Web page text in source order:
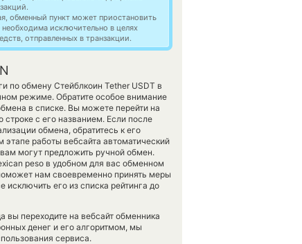
обменный пункт может приостановить
исключительно в целях
отправленных в транзакции.
по обмену Стейблкоин Tether USDT в
режиме. Обратите особое внимание
в списке. Вы можете перейти на
с его названием. Если после
обмена, обратитесь к его
работы вебсайта автоматический
могут предложить ручной обмен.
peso в удобном для вас обменном
нам своевременно принять меры
его из списка рейтинга до
вы переходите на вебсайт обменника
денег и его алгоритмом, мы
сервиса.